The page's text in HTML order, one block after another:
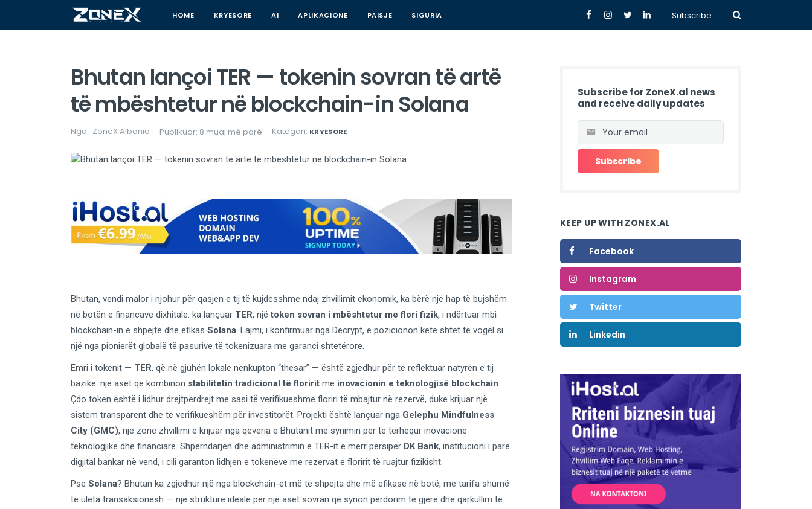
HOME KRYESORE AI APLIKACIONE PAISJE SIGURIA Subscribe
Bhutan lançoi TER — tokenin sovran të artë
të mbështetur në blockchain-in Solana
Nga: ZoneX Albania Publikuar: 8 muaj më parë Kategori: KRYESORE
Bhutan, vendi malor i njohur për qasjen e tij të kujdesshme ndaj zhvillimit ekonomik, ka bërë një hap të bujshëm
në botën e financave dixhitale: ka lançuar TER, njëtoken sovran i mbështetur me flori fizik, i ndërtuar mbi
blockchain-in e shpejtë dhe efikas Solana. Lajmi, i konfirmuar nga Decrypt, e pozicionon këtë shtet të vogël si
një nga pionierët globalë të pasurive të tokenizuara me garanci shtetërore.
Emri i tokenit — TER, që në gjuhën lokale nënkupton “thesar” — është zgjedhur për të reflektuar natyrën e tij
bazike: një aset që kombinon stabilitetin tradicional të floririt me inovacionin e teknologjisë blockchain.
Çdo token është i lidhur drejtpërdrejt me sasi të verifikueshme floriri të mbajtur në rezervë, duke krijuar një
sistem transparent dhe të verifikueshëm për investitorët. Projekti është lançuar nga Gelephu Mindfulness
City (GMC), një zonë zhvillimi e krijuar nga qeveria e Bhutanit me synimin për të tërhequr inovacione
teknologjike dhe financiare. Shpërndarjen dhe administrimin e TER-it e merr përsipër DK Bank, institucioni i parë
digjital bankar në vend, i cili garanton lidhjen e tokenëve me rezervat e floririt të ruajtur fizikisht.
Pse Solana? Bhutan ka zgjedhur një nga blockchain-et më të shpejta dhe më efikase në botë, me tarifa shumë
të ulëta transaksionesh — një strukturë ideale për një aset sovran që synon përdorim të gjerë dhe qarkullim të
Subscribe for ZoneX.al news
and receive daily updates
KEEP UP WITH ZONEX.AL
Facebook
Instagram
Twitter
Linkedin